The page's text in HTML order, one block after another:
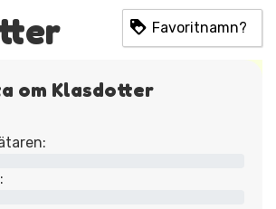
Favoritnamn?
om Klasdotter